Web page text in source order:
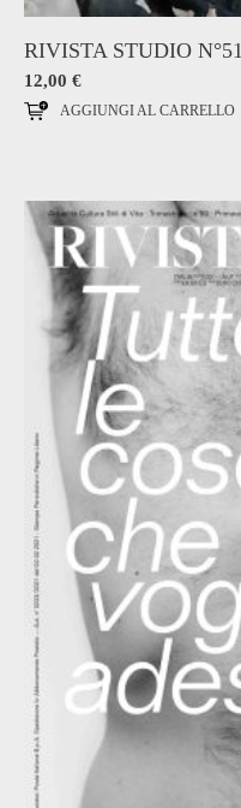
RIVISTA STUDIO N°51
12,00 €
AGGIUNGI AL CARRELLO